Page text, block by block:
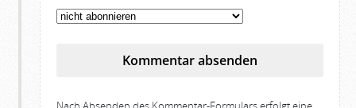
Kommentar absenden